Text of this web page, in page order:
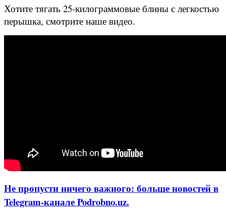
Хотите тягать 25-килограммовые блины с легкостью
перышка, смотрите наше видео.
Не пропусти ничего важного: больше новостей в
Telegram-канале Podrobno.uz.